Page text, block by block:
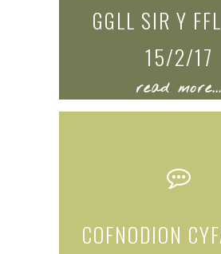
GGLL SIR Y
15/2/17
read more...
COFNODION